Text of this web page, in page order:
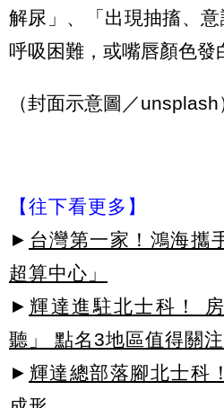
解尿」、「出現抽搐、意
呼吸困難，或嘴唇顏色發
（封面示意圖／unsplash
【往下看更多】
► 台灣第一家！鴻海攜
超算中心」
► 輝達進駐北士科！
聽」 點名3地區值得關注
► 輝達總部落腳北士科